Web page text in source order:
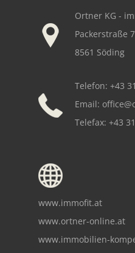
Ortner KG -
Packerstraße
8561 Söding
Telefon: +43
Email:
Telefax: +43
www.immofit.at
www.ortner-online.at
www.immobilien-